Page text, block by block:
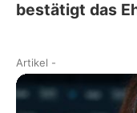
bestätigt das
Artikel -